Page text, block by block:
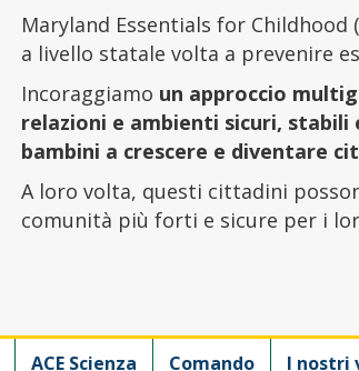
Maryland Essentials for Childhood
a livello statale volta a prevenire
Incoraggiamo un approccio
relazioni e ambienti sicuri,
bambini a crescere e diventare
A loro volta, questi cittadini
comunità più forti e sicure per i
ACE Scienza Comando I nostri